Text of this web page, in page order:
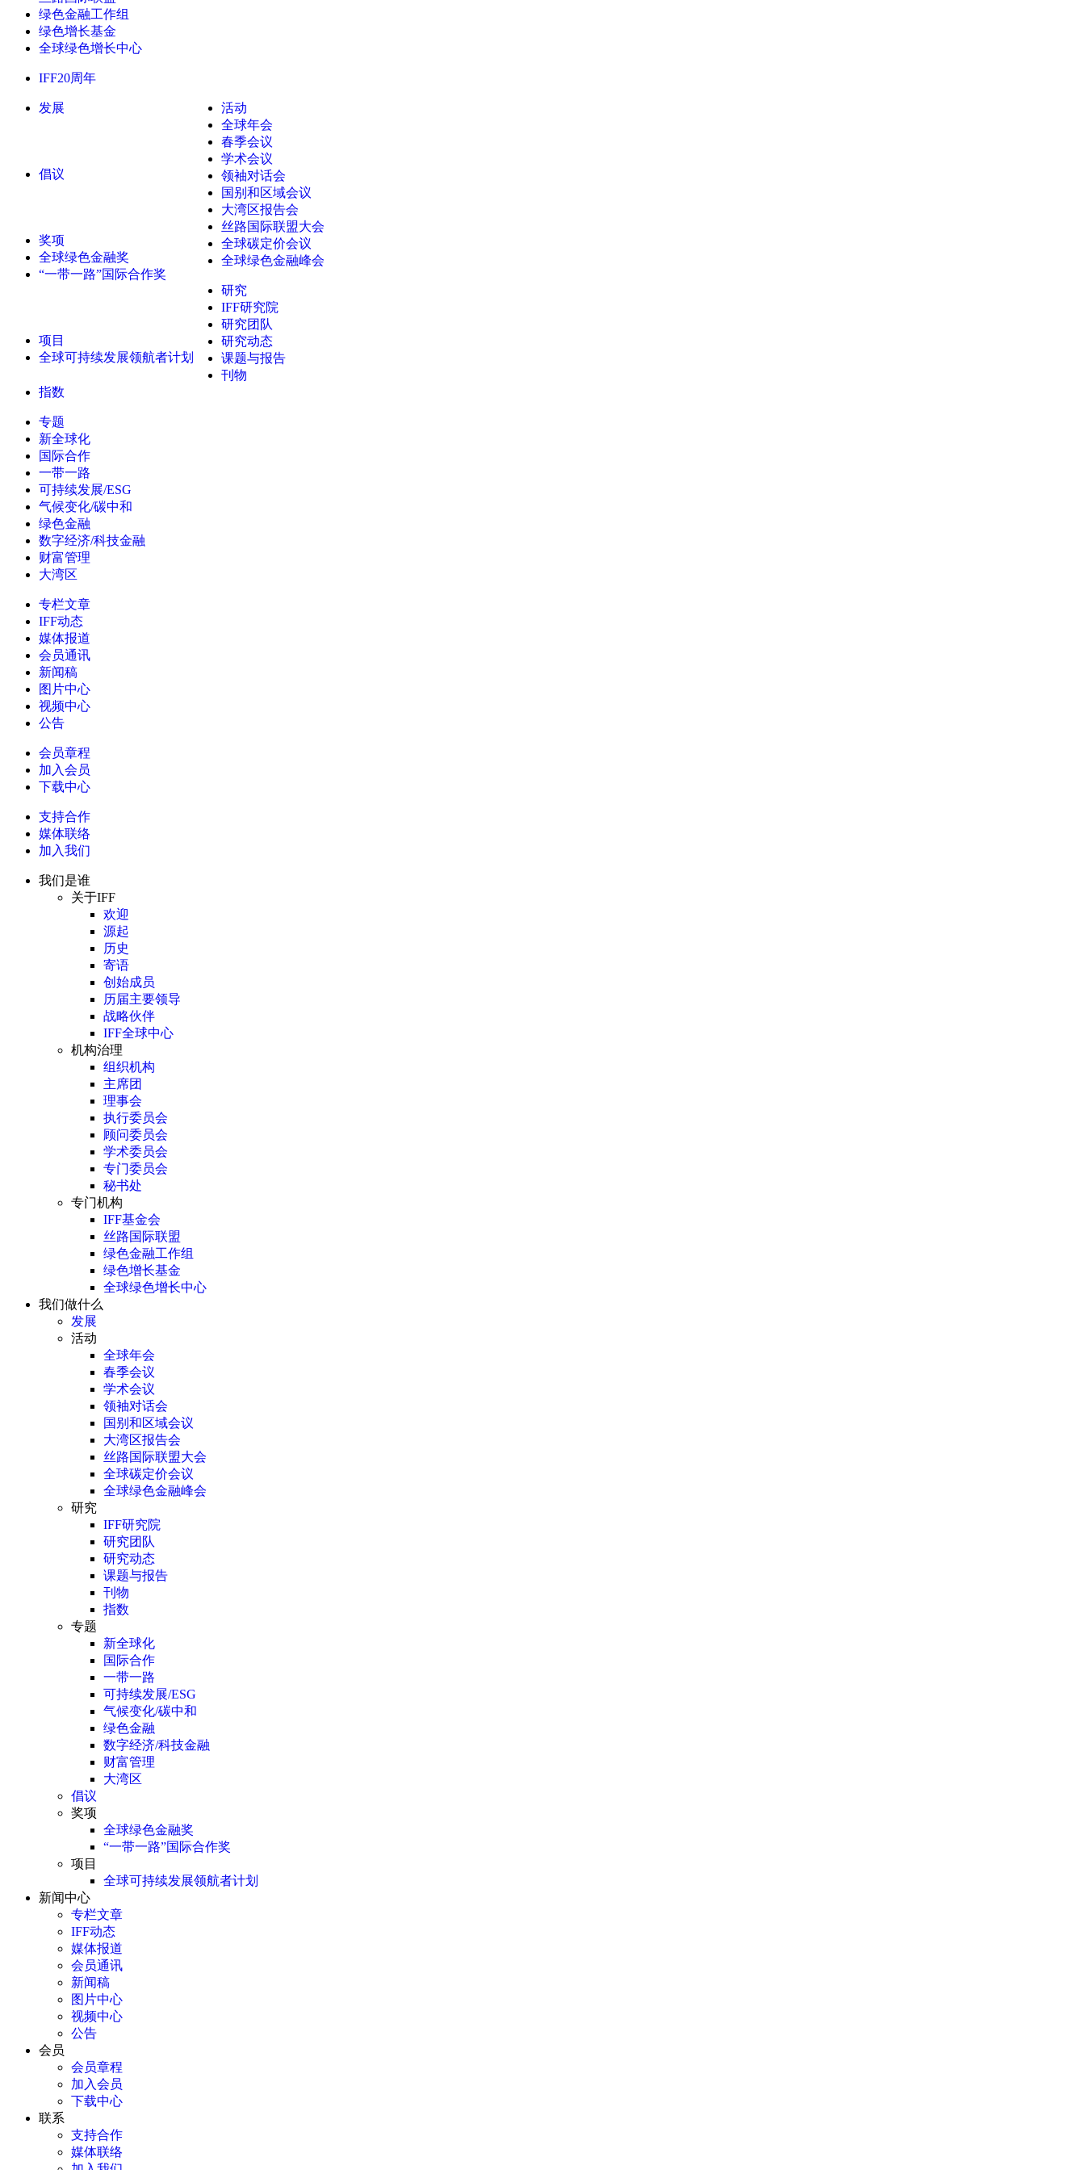
绿色金融工作组
绿色增长基金
全球绿色增长中心
IFF20周年
发展
倡议
奖项
全球绿色金融奖
“一带一路”国际合作奖
项目
全球可持续发展领航者计划
活动
全球年会
春季会议
学术会议
领袖对话会
国别和区域会议
大湾区报告会
丝路国际联盟大会
全球碳定价会议
全球绿色金融峰会
研究
IFF研究院
研究团队
研究动态
课题与报告
刊物
指数
专题
新全球化
国际合作
一带一路
可持续发展/ESG
气候变化/碳中和
绿色金融
数字经济/科技金融
财富管理
大湾区
专栏文章
IFF动态
媒体报道
会员通讯
新闻稿
图片中心
视频中心
公告
会员章程
加入会员
下载中心
支持合作
媒体联络
加入我们
我们是谁
关于IFF
欢迎
源起
历史
寄语
创始成员
历届主要领导
战略伙伴
IFF全球中心
机构治理
组织机构
主席团
理事会
执行委员会
顾问委员会
学术委员会
专门委员会
秘书处
专门机构
IFF基金会
丝路国际联盟
绿色金融工作组
绿色增长基金
全球绿色增长中心
我们做什么
发展
活动
全球年会
春季会议
学术会议
领袖对话会
国别和区域会议
大湾区报告会
丝路国际联盟大会
全球碳定价会议
全球绿色金融峰会
研究
IFF研究院
研究团队
研究动态
课题与报告
刊物
指数
专题
新全球化
国际合作
一带一路
可持续发展/ESG
气候变化/碳中和
绿色金融
数字经济/科技金融
财富管理
大湾区
倡议
奖项
全球绿色金融奖
“一带一路”国际合作奖
项目
全球可持续发展领航者计划
新闻中心
专栏文章
IFF动态
媒体报道
会员通讯
新闻稿
图片中心
视频中心
公告
会员
会员章程
加入会员
下载中心
联系
支持合作
媒体联络